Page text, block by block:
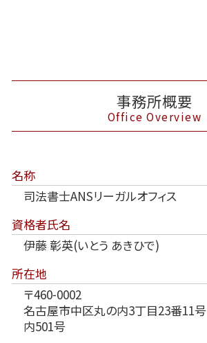
事務所概要
Office Overview
名称
司法書士ANSリーガルオフィス
資格者氏名
伊藤 彰英(いとう あきひで)
所在地
〒460-0002
名古屋市中区丸の内3丁目23番11号
内501号